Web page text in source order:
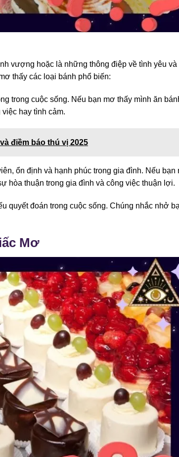
vượng hoặc là những thông điệp về tình yêu và
thấy các loại bánh phổ biến:
trong cuộc sống. Nếu bạn mơ thấy mình ăn
hay tình cảm.
điềm báo thú vị 2025
ổn định và hạnh phúc trong gia đình. Nếu bạn
hòa thuận trong gia đình và công việc thuận lợi.
quyết đoán trong cuộc sống. Chúng nhắc nhở
Mơ